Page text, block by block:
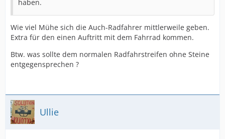
haben.
Wie viel Mühe sich die Auch-Radfahrer mittlerweile geben.
Extra für den einen Auftritt mit dem Fahrrad kommen.
Btw. was sollte dem normalen Radfahrstreifen ohne Steine
entgegensprechen ?
Ullie